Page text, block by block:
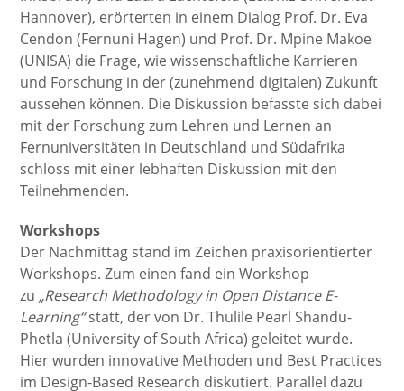
Hannover), erörterten in einem Dialog Prof. Dr. Eva
Cendon (Fernuni Hagen) und Prof. Dr. Mpine Makoe
(UNISA) die Frage, wie wissenschaftliche Karrieren
und Forschung in der (zunehmend digitalen) Zukunft
aussehen können. Die Diskussion befasste sich dabei
mit der Forschung zum Lehren und Lernen an
Fernuniversitäten in Deutschland und Südafrika
schloss mit einer lebhaften Diskussion mit den
Teilnehmenden.
Workshops
Der Nachmittag stand im Zeichen praxisorientierter
Workshops. Zum einen fand ein Workshop
zu„Research Methodology in Open Distance E-
Learning“statt, der von Dr. Thulile Pearl Shandu-
Phetla (University of South Africa) geleitet wurde.
Hier wurden innovative Methoden und Best Practices
im Design-Based Research diskutiert. Parallel dazu